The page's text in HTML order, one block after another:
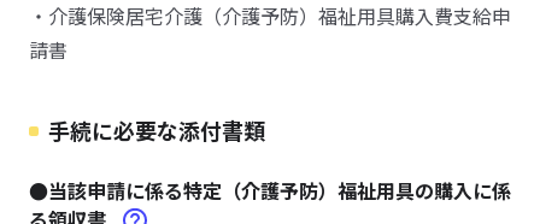
・介護保険居宅介護（介護予防）福祉用具購入費支給申
請書
手続に必要な添付書類
●当該申請に係る特定（介護予防）福祉用具の購入に係